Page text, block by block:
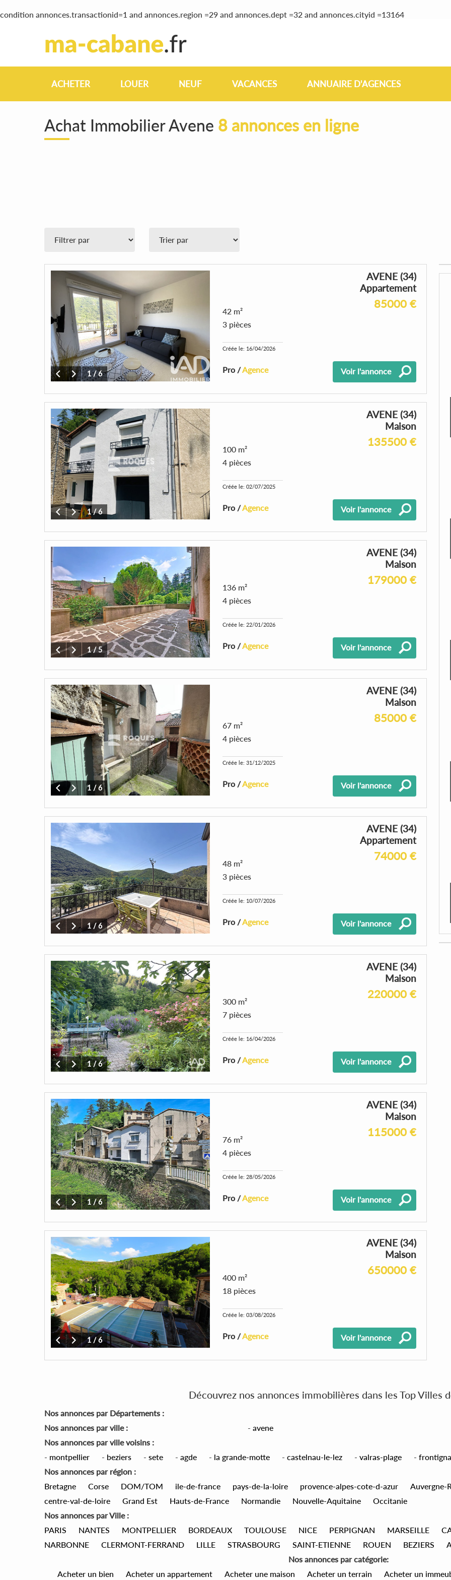
condition annonces.transactionid=1 and annonces.region =29 and annonces.dept =32 and annonces.cityid =13164
ACHETER LOUER NEUF VACANCES ANNUAIRE D'AGENCES
Achat Immobilier Avene 8 annonces en ligne
1/6
AVENE (34)
Appartement
85000 €
42 m²
3 pièces
Créée le: 16/04/2026
Pro /Agence Voir l'annonce
1/6
AVENE (34)
Maison
135500 €
100 m²
4 pièces
Créée le: 02/07/2025
Pro /Agence Voir l'annonce
1/5
AVENE (34)
Maison
179000 €
136 m²
4 pièces
Créée le: 22/01/2026
Pro /Agence Voir l'annonce
1 /6
AVENE (34)
Maison
85000 €
67 m²
4 pièces
Créée le: 31/12/2025
Pro /Agence Voir l'annonce
1/6
AVENE (34)
Appartement
74000 €
48 m²
3 pièces
Créée le: 10/07/2026
Pro /Agence Voir l'annonce
1/6
AVENE (34)
Maison
220000 €
300 m²
7 pièces
Créée le: 16/04/2026
Pro /Agence Voir l'annonce
1/6
AVENE (34)
Maison
115000 €
76 m²
4 pièces
Créée le: 28/05/2026
Pro /Agence Voir l'annonce
1/6
AVENE (34)
Maison
650000 €
400 m²
18 pièces
Créée le: 03/08/2026
Pro /Agence Voir l'annonce
Découvrez nos annonces immobilières dans les Top Villes
Nos annonces par Départements :
Nos annonces par ville :
- avene
Nos annonces par ville voisins :
- montpellier - beziers - sete - agde - la grande-motte - castelnau-le-lez - valras-plage -
Nos annonces par région :
Bretagne
Corse DOM/TOM ile-de-france pays-de-la-loire provence-alpes-cote-d-azur Auvergne-
centre-val-de-loire
Grand Est Hauts-de-France Normandie Nouvelle-Aquitaine
Occitanie
Nos annonces par Ville :
PARIS
NANTES MONTPELLIER BORDEAUX TOULOUSE NICE PERPIGNAN MARSEILLE
NARBONNE
CLERMONT-FERRAND LILLE STRASBOURG SAINT-ETIENNE ROUEN BEZIERS
Nos annonces par catégorie:
Acheter un bien
Acheter un appartement Acheter une maison Acheter un terrain Acheter un